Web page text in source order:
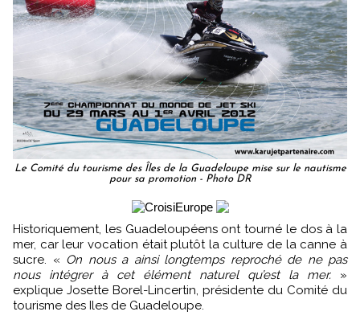
Le Comité du tourisme des Îles de la Guadeloupe mise sur le nautisme
pour sa promotion - Photo DR
Historiquement, les Guadeloupéens ont tourné le dos à la
mer, car leur vocation était plutôt la culture de la canne à
sucre. « On nous a ainsi longtemps reproché de ne pas
nous intégrer à cet élément naturel qu’est la mer. »
explique Josette Borel-Lincertin, présidente du Comité du
tourisme des Iles de Guadeloupe.